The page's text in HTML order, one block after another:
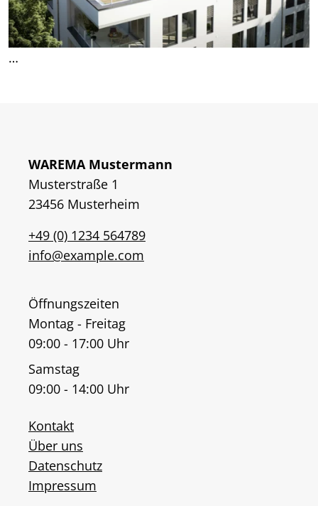
…
WAREMA Mustermann
Musterstraße 1
23456 Musterheim
+49 (0) 1234 564789
info@example.com
Öffnungszeiten
Montag - Freitag
09:00 - 17:00 Uhr
Samstag
09:00 - 14:00 Uhr
Kontakt
Über uns
Datenschutz
Impressum